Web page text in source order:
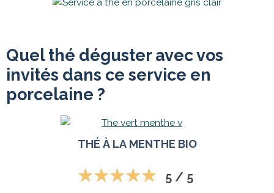
Quel thé déguster avec vos
invités dans ce service en
porcelaine ?
THÉ À LA MENTHE BIO
5 / 5